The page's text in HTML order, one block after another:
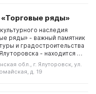
ряды»
наследия
ряды» - важный памятник
и градостроительства
- находится в
центре города и
единое историко-
ан...
обл., г. Ялуторовск, ул.
д. 19